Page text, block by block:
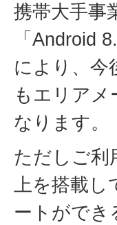
携帯大手事
「Android
により、今
もエリアメ
なります。
ただしご利
上を搭載
ートができ